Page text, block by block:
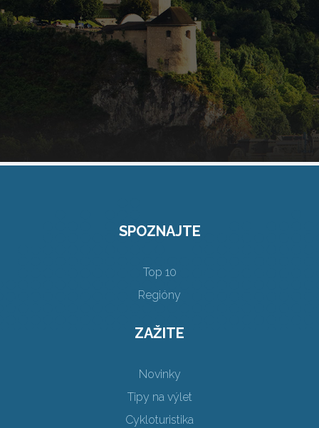
SPOZNAJTE
Top 10
Regióny
ZAŽITE
Novinky
Tipy na výlet
Cykloturistika